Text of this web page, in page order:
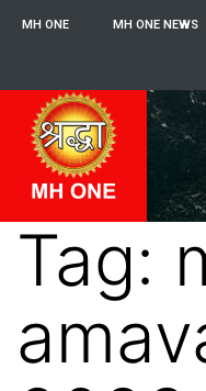
MH ONE MH ONE NEWS
Tag: